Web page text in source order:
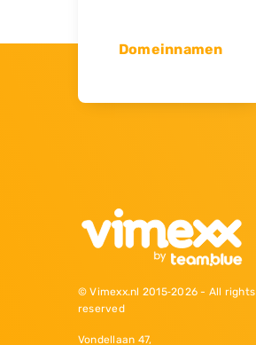
Domeinnamen
© Vimexx.nl 2015‐2026 - All rights
reserved
Vondellaan 47,